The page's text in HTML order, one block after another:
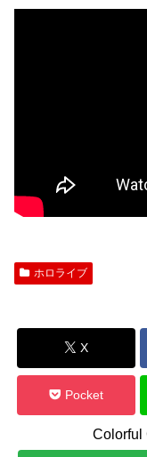
ホロライブ
X
Pocket
Colorful